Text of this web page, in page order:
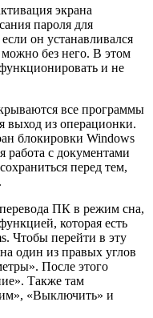
экрана
пароля для
он устанавливался
можно без него. В этом
и не
все программы
выход из операционки.
блокировки Windows
работа с документами
перед тем,
ПК в режим сна,
которая есть
Чтобы перейти в эту
один из правых углов
После этого
Также там
«Выключить» и